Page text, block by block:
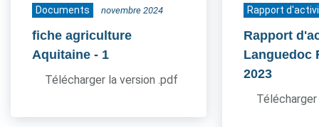
Documents novembre 2024
fiche agriculture
Aquitaine - 1
Télécharger la version .pdf
Rapport
Rapport
Languedoc
2023